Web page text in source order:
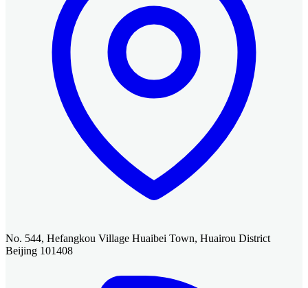
No. 544, Hefangkou Village Huaibei Town, Huairou District
Beijing 101408